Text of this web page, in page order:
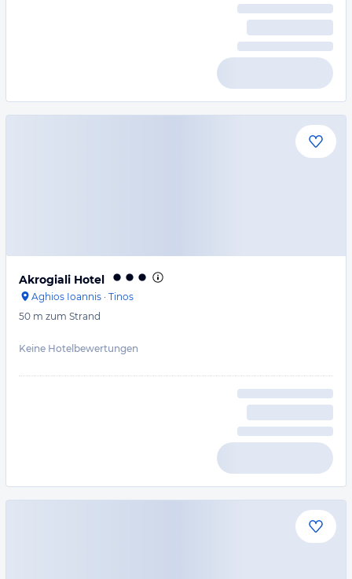
Akrogiali Hotel
Aghios Ioannis · Tinos
50 m zum Strand
Keine Hotelbewertungen